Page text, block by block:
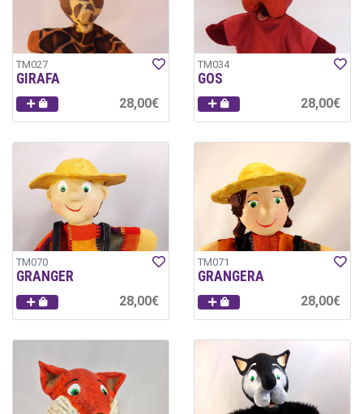
TM027
GIRAFA
28,00€
TM034
GOS
28,00€
TM070
GRANGER
28,00€
TM071
GRANGERA
28,00€